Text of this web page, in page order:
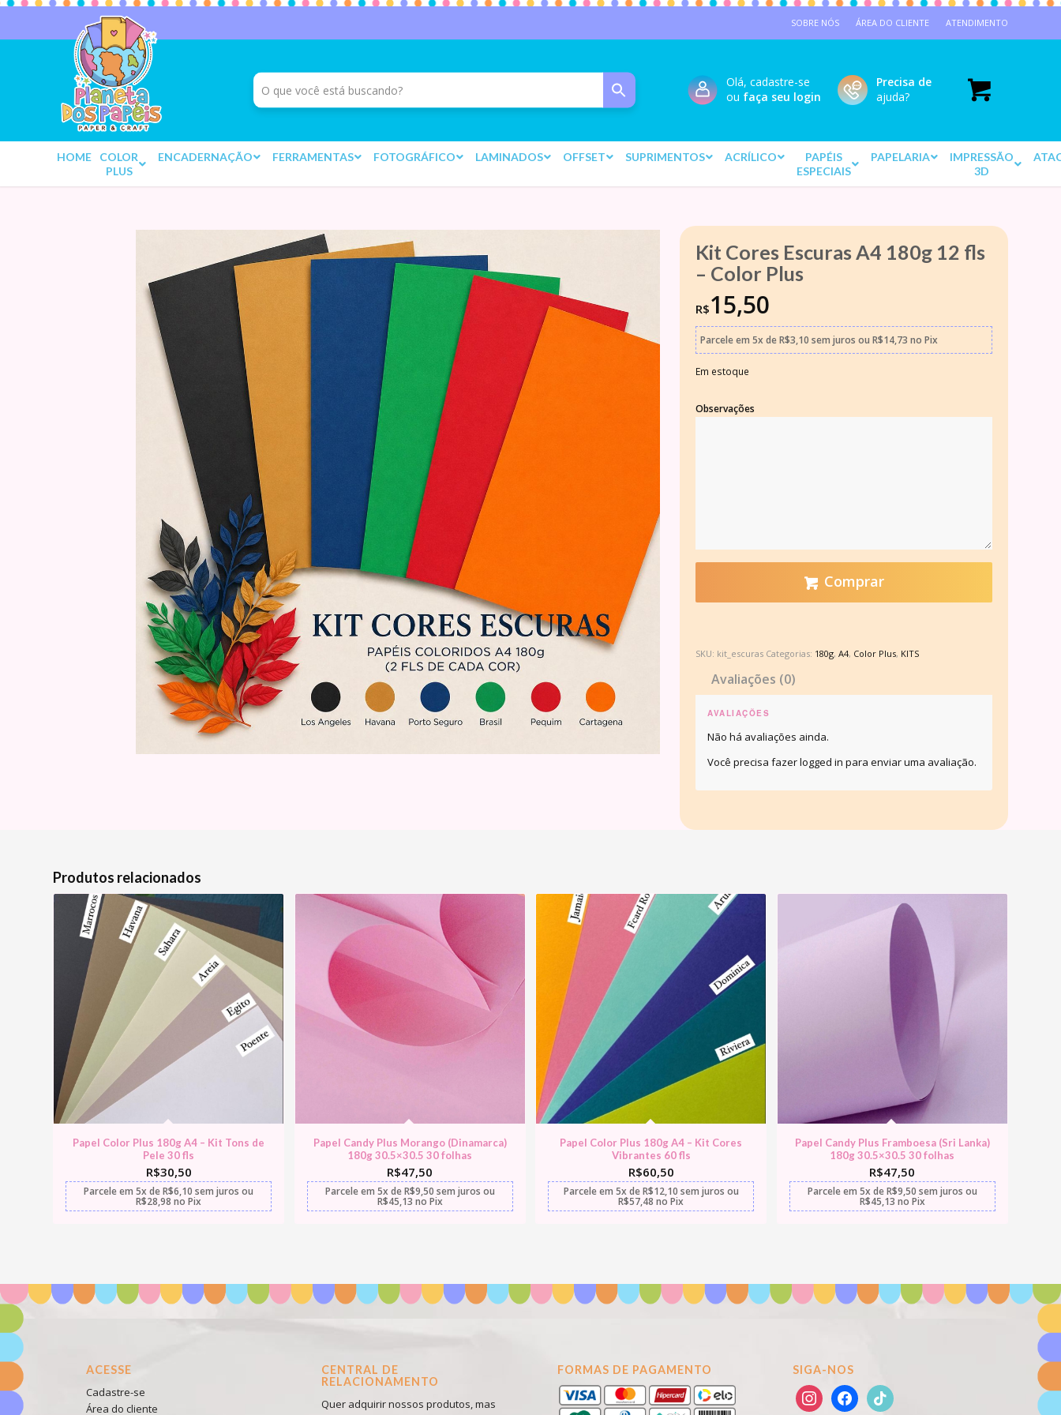
SOBRE NÓS ÁREA DO CLIENTE ATENDIMENTO
Olá, cadastre-se
ou faça seu login
Precisa de
ajuda?
HOME
COLOR
PLUS
ENCADERNAÇÃO FERRAMENTAS FOTOGRÁFICO LAMINADOS OFFSET SUPRIMENTOS ACRÍLICO
PAPÉIS
ESPECIAIS
PAPELARIA
IMPRESSÃO
3D
Kit Cores Escuras A4 180g 12 fls
– Color Plus
R$15,50
Parcele em5xdeR$3,10 sem jurosouR$14,73 no Pix
Em estoque
Observações
Comprar
SKU: kit_escuras Categorias: 180g,A4, Color Plus, KITS
Avaliações (0)
AVALIAÇÕES
Não há avaliações ainda.
Você precisa fazerlogged in para enviar uma avaliação.
Produtos relacionados
Papel Color Plus 180g A4 – Kit Tons de
Pele 30 fls
R$30,50
Parcele em5xdeR$6,10 sem jurosou
R$28,98 no Pix
Papel Candy Plus Morango (Dinamarca)
180g 30.5×30.5 30 folhas
R$47,50
Parcele em 5xdeR$9,50 sem juros ou
R$45,13 no Pix
Papel Color Plus 180g A4 – Kit Cores
Vibrantes 60 fls
R$60,50
Parcele em 5xdeR$12,10 sem juros ou
R$57,48 no Pix
Papel Candy Plus Framboesa (Sri Lanka)
180g 30.5×30.5 30 folhas
R$47,50
Parcele em 5xdeR$9,50 sem juros ou
R$45,13 no Pix
ACESSE
Cadastre-se
Área do cliente
CENTRAL DE
RELACIONAMENTO
Quer adquirir nossos produtos, mas
FORMAS DE PAGAMENTO SIGA-NOS